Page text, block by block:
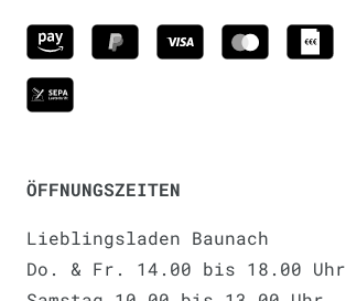
ÖFFNUNGSZEITEN
Lieblingsladen Baunach
Do. & Fr. 14.00 bis 18.00 Uhr